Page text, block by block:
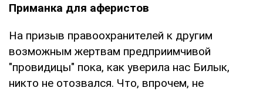
Приманка для аферистов
На призыв правоохранителей к другим
возможным жертвам предприимчивой
"провидицы" пока, как уверила нас Билык,
никто не отозвался. Что, впрочем, не